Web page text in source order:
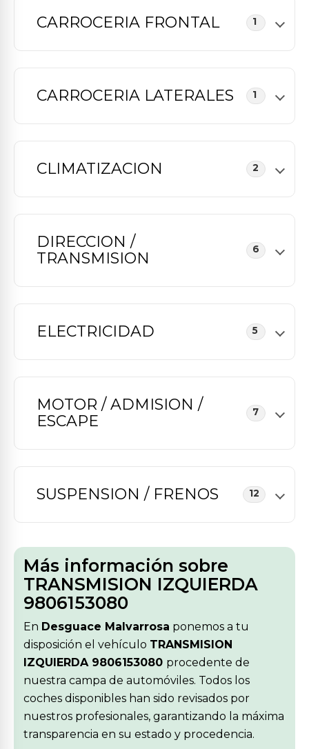
CARROCERIA FRONTAL 1
CARROCERIA LATERALES 1
CLIMATIZACION 2
DIRECCION /
TRANSMISION
6
ELECTRICIDAD 5
MOTOR / ADMISION /
ESCAPE
7
SUSPENSION / FRENOS 12
Más información sobre
TRANSMISION IZQUIERDA
9806153080
En Desguace Malvarrosa ponemos a tu
disposición el vehículo TRANSMISION
IZQUIERDA 9806153080 procedente de
nuestra campa de automóviles. Todos los
coches disponibles han sido revisados por
nuestros profesionales, garantizando la máxima
transparencia en su estado y procedencia.